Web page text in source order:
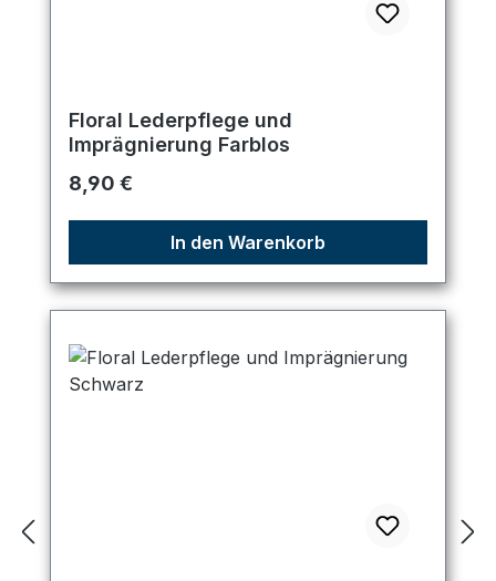
Floral Lederpflege und
Imprägnierung Farblos
Regulärer Preis:
8,90 €
In den Warenkorb